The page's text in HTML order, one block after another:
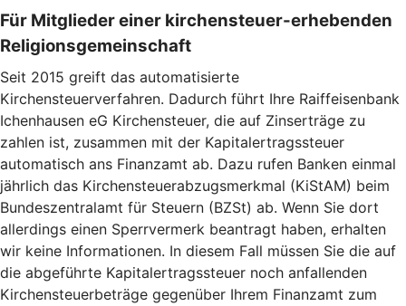
Für Mitglieder einer kirchensteuer-erhebenden
Religionsgemeinschaft
Seit 2015 greift das automatisierte
Kirchensteuerverfahren. Dadurch führt Ihre Raiffeisenbank
Ichenhausen eG Kirchensteuer, die auf Zinserträge zu
zahlen ist, zusammen mit der Kapitalertragssteuer
automatisch ans Finanzamt ab. Dazu rufen Banken einmal
jährlich das Kirchensteuerabzugsmerkmal (KiStAM) beim
Bundeszentralamt für Steuern (BZSt) ab. Wenn Sie dort
allerdings einen Sperrvermerk beantragt haben, erhalten
wir keine Informationen. In diesem Fall müssen Sie die auf
die abgeführte Kapitalertragssteuer noch anfallenden
Kirchensteuerbeträge gegenüber Ihrem Finanzamt zum